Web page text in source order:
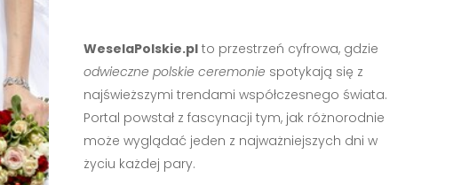
WeselaPolskie.plto przestrzeń cyfrowa, gdzie
odwieczne polskie ceremonie spotykają się z
najświeższymi trendami współczesnego świata.
Portal powstał z fascynacji tym, jak różnorodnie
może wyglądać jeden z najważniejszych dni w
życiu każdej pary.